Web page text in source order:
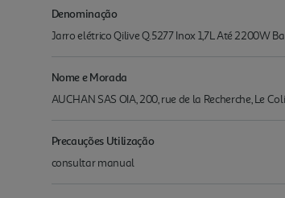
Denominação
Jarro elétrico Qilive Q.5277 Inox 1,7L Até 2200W
Nome e Morada
AUCHAN SAS OIA, 200, rue de la Recherche, Le
Precauções Utilização
consultar manual